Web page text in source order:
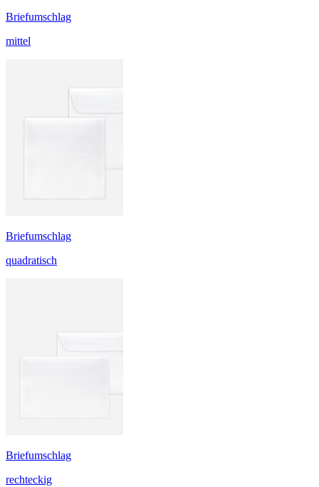
Briefumschlag
mittel
Briefumschlag
quadratisch
Briefumschlag
rechteckig